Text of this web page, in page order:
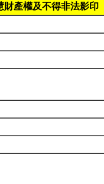
財產權及不得非法影印